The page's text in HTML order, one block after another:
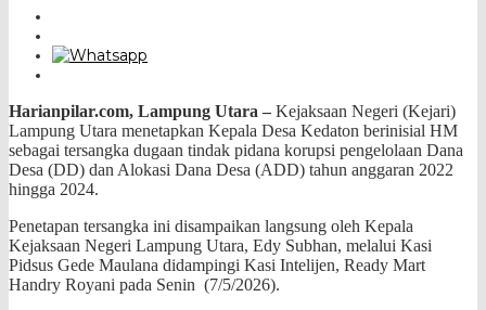
Harianpilar.com, Lampung Utara – Kejaksaan Negeri (Kejari)
Lampung Utara menetapkan Kepala Desa Kedaton berinisial HM
sebagai tersangka dugaan tindak pidana korupsi pengelolaan Dana
Desa (DD) dan Alokasi Dana Desa (ADD) tahun anggaran 2022
hingga 2024.
Penetapan tersangka ini disampaikan langsung oleh Kepala
Kejaksaan Negeri Lampung Utara, Edy Subhan, melalui Kasi
Pidsus Gede Maulana didampingi Kasi Intelijen, Ready Mart
Handry Royani pada Senin (7/5/2026).